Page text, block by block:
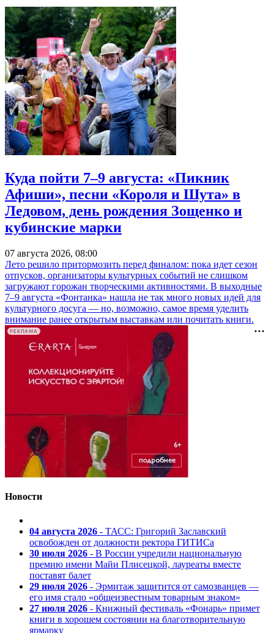
Куда пойти 7–9 августа: «Пикник
Афиши», песни «Короля и Шута» в
Ледовом, день рождения Зощенко и
кубинские марки
07 августа 2026, 08:00
Лето решило притормозить перед финалом: пока идет сезон
отпусков, организаторы культурных событий не слишком
загружают горожан творческими активностями. В выходные
7–9 августа «Фонтанка» нашла не так много новых идей для
культурного досуга — но, возможно, самое время уделить
внимание ранее открытым выставкам или почитать книги.
РЕКЛАМА
Новости
04 августа 2026 - ТАСС: Григорий Заславский
освобожден от должности ректора ГИТИСа
30 июля 2026 - В России учредили национальную
премию имени Майи Плисецкой, лауреаты вместе
поставят балет
29 июля 2026 - Эрмитаж защитится от самозванцев —
его имя стало «общеизвестным товарным знаком»
27 июля 2026 - Книжный фестиваль «Фонарь» примет
книги в хорошем состоянии на благотворительную
ярмарку